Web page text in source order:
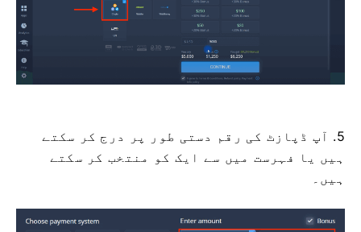
5. آپ ڈپازٹ کی رقم دستی طور پر درج کر سکتے
ہیں یا فہرست میں سے ایک کو منتخب کر سکتے
ہیں۔